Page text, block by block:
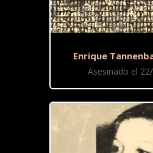
Enrique
Asesinado el